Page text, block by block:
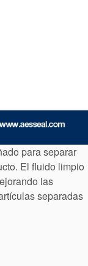
para separar
El fluido limpio
las
separadas